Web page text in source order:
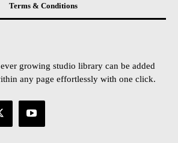
Terms & Conditions
growing studio library can be added
any page effortlessly with one click.